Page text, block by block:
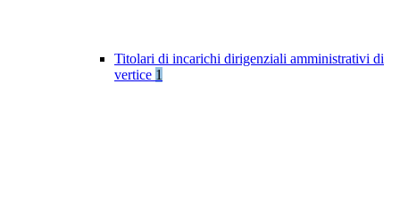
Titolari di incarichi dirigenziali amministrativi di
vertice 1